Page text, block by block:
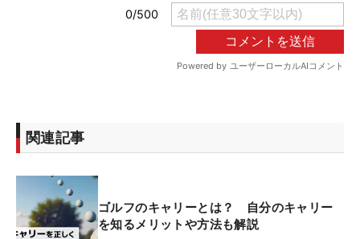
関連記事
ゴルフのキャリーとは？ 自分のキャリー
を知るメリットや方法も解説